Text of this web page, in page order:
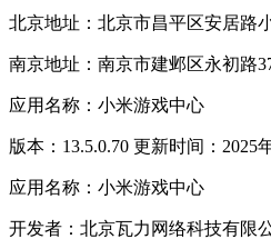
北京地址：北京市昌平区安居路
南京地址：南京市建邺区永初路
应用名称：小米游戏中心
版本：13.5.0.70 更新时间：2025
应用名称：小米游戏中心
开发者：北京瓦力网络科技有限